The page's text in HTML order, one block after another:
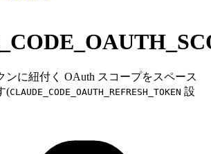
ンに紐付く OAuth スコープをスペース
(CLAUDE_CODE_OAUTH_REFRESH_TOKEN 設